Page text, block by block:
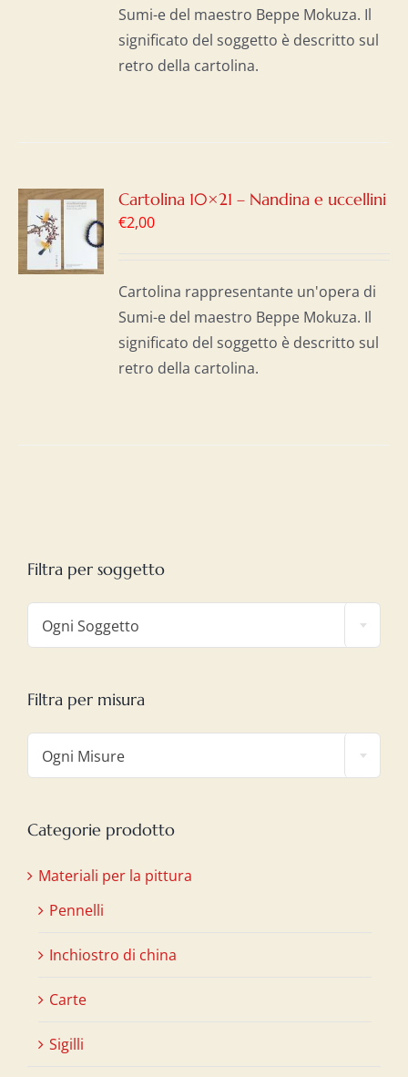
Sumi-e del maestro Beppe Mokuza. Il
significato del soggetto è descritto sul
retro della cartolina.
Cartolina 10×21 – Nandina e uccellini
€2,00
Cartolina rappresentante un'opera di
Sumi-e del maestro Beppe Mokuza. Il
significato del soggetto è descritto sul
retro della cartolina.
Filtra per soggetto
Ogni Soggetto
Filtra per misura
Ogni Misure
Categorie prodotto
Materiali per la pittura
Pennelli
Inchiostro di china
Carte
Sigilli